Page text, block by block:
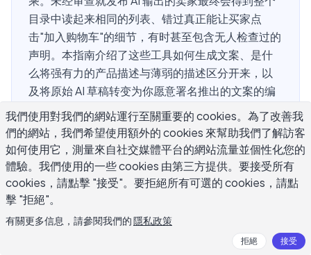
目录中读起来相同的列表、错过真正能让买家点
击"加入购物车"的细节，有时甚至包含无人检查过的
声明。本指南介绍了这些工具如何生成文案、是什
么将强有力的产品描述与薄弱的描述区分开来，以
及将原始 AI 草稿转变为你愿意署名推出的文案的编
辑习惯。
AI 生成的产品描述到底是什么？
AI 生成的产品描述是由语言模型从你提供的一组输入生成
的营销文案：产品名称、其功能、目标平台以及通常某种语
气指示。该模型已在大量文本上进行过训练，包括大量现有
我們使用對我們的網站運行至關重要的 cookies。為了改善我
們的網站，我們希望使用額外的 cookies 來幫助我們了解訪客
如何使用它，測量來自社交媒體平台的網站流量並個性化您的
體驗。我們使用的一些 cookies 由第三方提供。要接受所有
cookies，請點擊 "接受"。要拒絕所有可選的 cookies，請點
擊 "拒絕"。
有關更多信息，請參閱我們的隱私政策
拒絕 接受